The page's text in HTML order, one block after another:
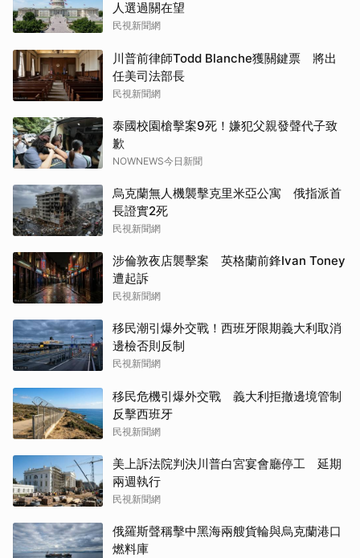
人選過關在望
民視新聞網
川普前律師Todd Blanche獲關鍵票 將出
任美司法部長
民視新聞網
泰國校園槍擊案9死！嫌犯父親發聲代子致
歉
NOWNEWS今日新聞
烏克蘭無人機襲擊克里米亞公寓 俄指派首
長證實2死
民視新聞網
涉倫敦夜店襲擊案 英格蘭前鋒Ivan Toney
遭起訴
民視新聞網
移民潮引爆外交戰！西班牙限期義大利取消
邊檢否則反制
民視新聞網
移民危機引爆外交戰 義大利拒撤邊境管制
反擊西班牙
民視新聞網
美上訴法院判決川普白宮宴會廳停工 延期
兩週執行
民視新聞網
俄羅斯聲稱擊中黑海兩艘貨輪與烏克蘭港口
燃料庫